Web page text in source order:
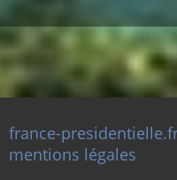
france-
mentions légales